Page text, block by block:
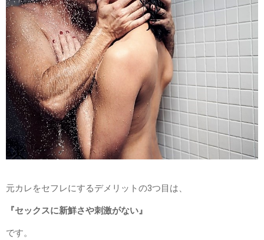
元カレをセフレにするデメリットの3つ目は、
『セックスに新鮮さや刺激がない』
です。